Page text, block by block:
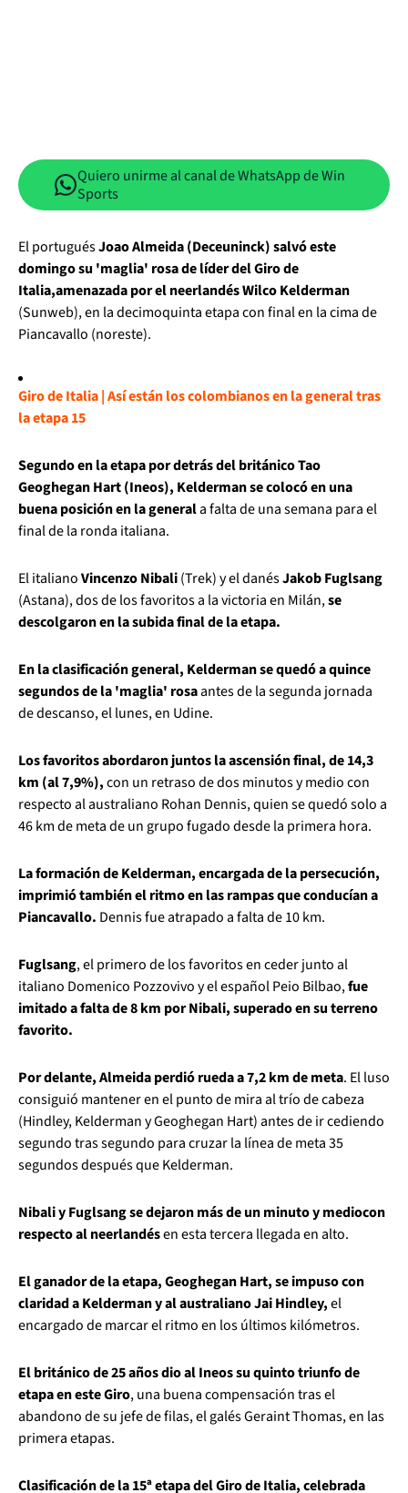
Quiero unirme al canal de WhatsApp de Win
Sports
El portuguésJoao Almeida (Deceuninck) salvó este
domingo su 'maglia' rosa de líder del Giro de
Italia,amenazada por el neerlandés Wilco Kelderman
(Sunweb), en la decimoquinta etapa con final en la cima de
Piancavallo (noreste).
Giro de Italia | Así están los colombianos en la general tras
la etapa 15
Segundo en la etapa por detrás del británico Tao
Geoghegan Hart (Ineos), Kelderman se colocó en una
buena posición en la generala falta de una semana para el
final de la ronda italiana.
El italianoVincenzo Nibali(Trek) y el danésJakob Fuglsang
(Astana), dos de los favoritos a la victoria en Milán,se
descolgaron en la subida final de la etapa.
En la clasificación general, Kelderman se quedó a quince
segundos de la 'maglia' rosaantes de la segunda jornada
de descanso, el lunes, en Udine.
Los favoritos abordaron juntos la ascensión final, de 14,3
km (al 7,9%),con un retraso de dos minutos y medio con
respecto al australiano Rohan Dennis, quien se quedó solo a
46 km de meta de un grupo fugado desde la primera hora.
La formación de Kelderman, encargada de la persecución,
imprimió también el ritmo en las rampas que conducían a
Piancavallo. Dennis fue atrapado a falta de 10 km.
Fuglsang, el primero de los favoritos en ceder junto al
italiano Domenico Pozzovivo y el español Peio Bilbao,fue
imitado a falta de 8 km por Nibali, superado en su terreno
favorito.
Por delante, Almeida perdió rueda a 7,2 km de meta. El luso
consiguió mantener en el punto de mira al trío de cabeza
(Hindley, Kelderman y Geoghegan Hart) antes de ir cediendo
segundo tras segundo para cruzar la línea de meta 35
segundos después que Kelderman.
Nibali y Fuglsang se dejaron más de un minuto y mediocon
respecto al neerlandésen esta tercera llegada en alto.
El ganador de la etapa, Geoghegan Hart, se impuso con
claridad a Kelderman y al australiano Jai Hindley,el
encargado de marcar el ritmo en los últimos kilómetros.
El británico de 25 años dio al Ineos su quinto triunfo de
etapa en este Giro, una buena compensación tras el
abandono de su jefe de filas, el galés Geraint Thomas, en las
primera etapas.
Clasificación de la 15ª etapa del Giro de Italia, celebrada